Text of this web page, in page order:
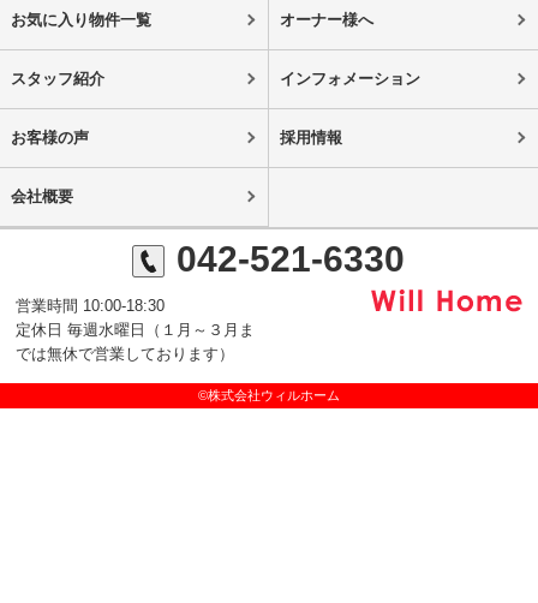
お気に入り物件一覧 オーナー様へ
スタッフ紹介 インフォメーション
お客様の声 採用情報
会社概要
042-521-6330
営業時間 10:00-18:30
定休日 毎週水曜日（１月～３月ま
では無休で営業しております）
©株式会社ウィルホーム